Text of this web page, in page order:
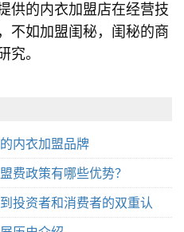
的内衣加盟店在经营技
不如加盟闺秘，闺秘的商
究。
内衣加盟品牌
费政策有哪些优势？
投资者和消费者的双重认